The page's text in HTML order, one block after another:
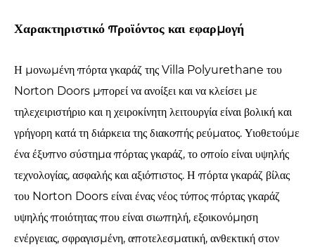
Χαρακτηριστικό προϊόντος και εφαρμογή
Η μονωμένη πόρτα γκαράζ της Villa Polyurethane του
Norton Doors μπορεί να ανοίξει και να κλείσει με
τηλεχειριστήριο και η χειροκίνητη λειτουργία είναι βολική και
γρήγορη κατά τη διάρκεια της διακοπής ρεύματος. Υιοθετούμε
ένα έξυπνο σύστημα πόρτας γκαράζ, το οποίο είναι υψηλής
τεχνολογίας, ασφαλής και αξιόπιστος. Η πόρτα γκαράζ βίλας
του Norton Doors είναι ένας νέος τύπος πόρτας γκαράζ
υψηλής ποιότητας που είναι σιωπηλή, εξοικονόμηση
ενέργειας, σφραγισμένη, αποτελεσματική, ανθεκτική στον